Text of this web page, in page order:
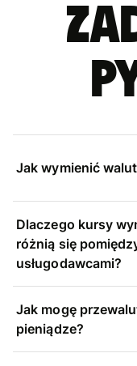
Jak wymienić
Dlaczego kursy
różnią się
usługodawcami?
Jak mogę
pieniądze?